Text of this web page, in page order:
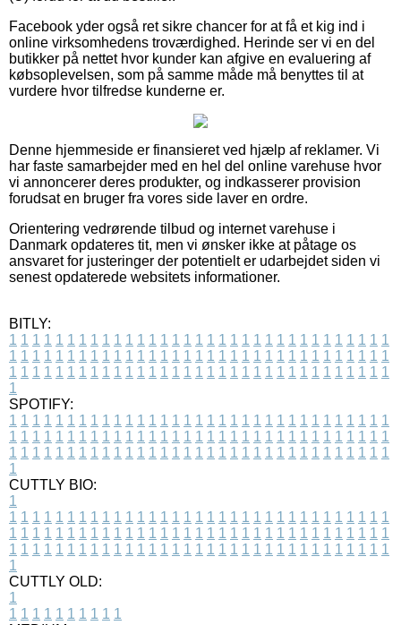
Facebook yder også ret sikre chancer for at få et kig ind i
online virksomhedens troværdighed. Herinde ser vi en del
butikker på nettet hvor kunder kan afgive en evaluering af
købsoplevelsen, som på samme måde må benyttes til at
vurdere hvor tilfredse kunderne er.
Denne hjemmeside er finansieret ved hjælp af reklamer. Vi
har faste samarbejder med en hel del online varehuse hvor
vi annoncerer deres produkter, og indkasserer provision
forudsat en bruger fra vores side laver en ordre.
Orientering vedrørende tilbud og internet varehuse i
Danmark opdateres tit, men vi ønsker ikke at påtage os
ansvaret for justeringer der potentielt er udarbejdet siden vi
senest opdaterede websitets informationer.
BITLY:
1 1 1 1 1 1 1 1 1 1 1 1 1 1 1 1 1 1 1 1 1 1 1 1 1 1 1 1 1 1 1 1 1
1 1 1 1 1 1 1 1 1 1 1 1 1 1 1 1 1 1 1 1 1 1 1 1 1 1 1 1 1 1 1 1 1
1 1 1 1 1 1 1 1 1 1 1 1 1 1 1 1 1 1 1 1 1 1 1 1 1 1 1 1 1 1 1 1 1
1
SPOTIFY:
1 1 1 1 1 1 1 1 1 1 1 1 1 1 1 1 1 1 1 1 1 1 1 1 1 1 1 1 1 1 1 1 1
1 1 1 1 1 1 1 1 1 1 1 1 1 1 1 1 1 1 1 1 1 1 1 1 1 1 1 1 1 1 1 1 1
1 1 1 1 1 1 1 1 1 1 1 1 1 1 1 1 1 1 1 1 1 1 1 1 1 1 1 1 1 1 1 1 1
1
CUTTLY BIO:
1
1 1 1 1 1 1 1 1 1 1 1 1 1 1 1 1 1 1 1 1 1 1 1 1 1 1 1 1 1 1 1 1 1
1 1 1 1 1 1 1 1 1 1 1 1 1 1 1 1 1 1 1 1 1 1 1 1 1 1 1 1 1 1 1 1 1
1 1 1 1 1 1 1 1 1 1 1 1 1 1 1 1 1 1 1 1 1 1 1 1 1 1 1 1 1 1 1 1 1
1
CUTTLY OLD:
1
1 1 1 1 1 1 1 1 1 1